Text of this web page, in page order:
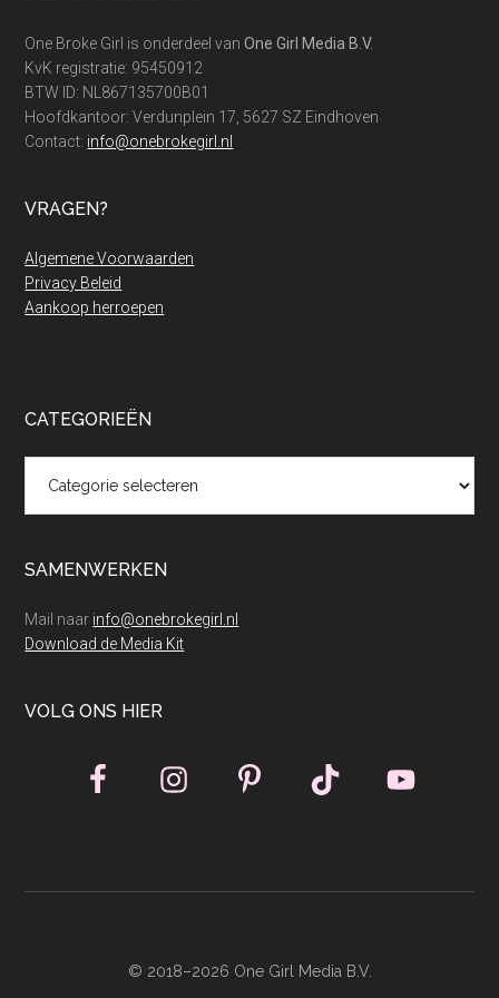
One Broke Girl is onderdeel vanOne Girl Media B.V.
KvK registratie: 95450912
BTW ID: NL867135700B01
Hoofdkantoor: Verdunplein 17, 5627 SZ Eindhoven
Contact: info@onebrokegirl.nl
VRAGEN?
Algemene Voorwaarden
Privacy Beleid
Aankoop herroepen
CATEGORIEËN
SAMENWERKEN
Mail naar info@onebrokegirl.nl
Download de Media Kit
VOLG ONS HIER
© 2018–2026 One Girl Media B.V.